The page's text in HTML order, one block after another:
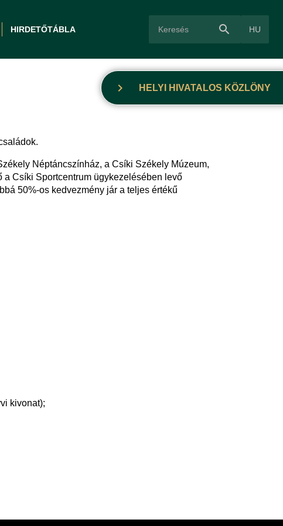
HIRDETŐTÁBLA search HU
chevron_right HELYI HIVATALOS KÖZLÖNY
Néptáncszínház, a Csíki Székely Múzeum,
Csíki Sportcentrum ügykezelésében levő
50%-os kedvezmény jár a teljes értékű
kivonat);